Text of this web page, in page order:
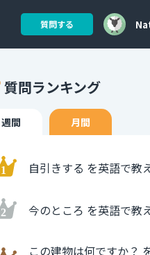
質問する
質問ランキング
週間 月間
自引きする を英語で教
今のところ を英語で教
この建物は何ですか？